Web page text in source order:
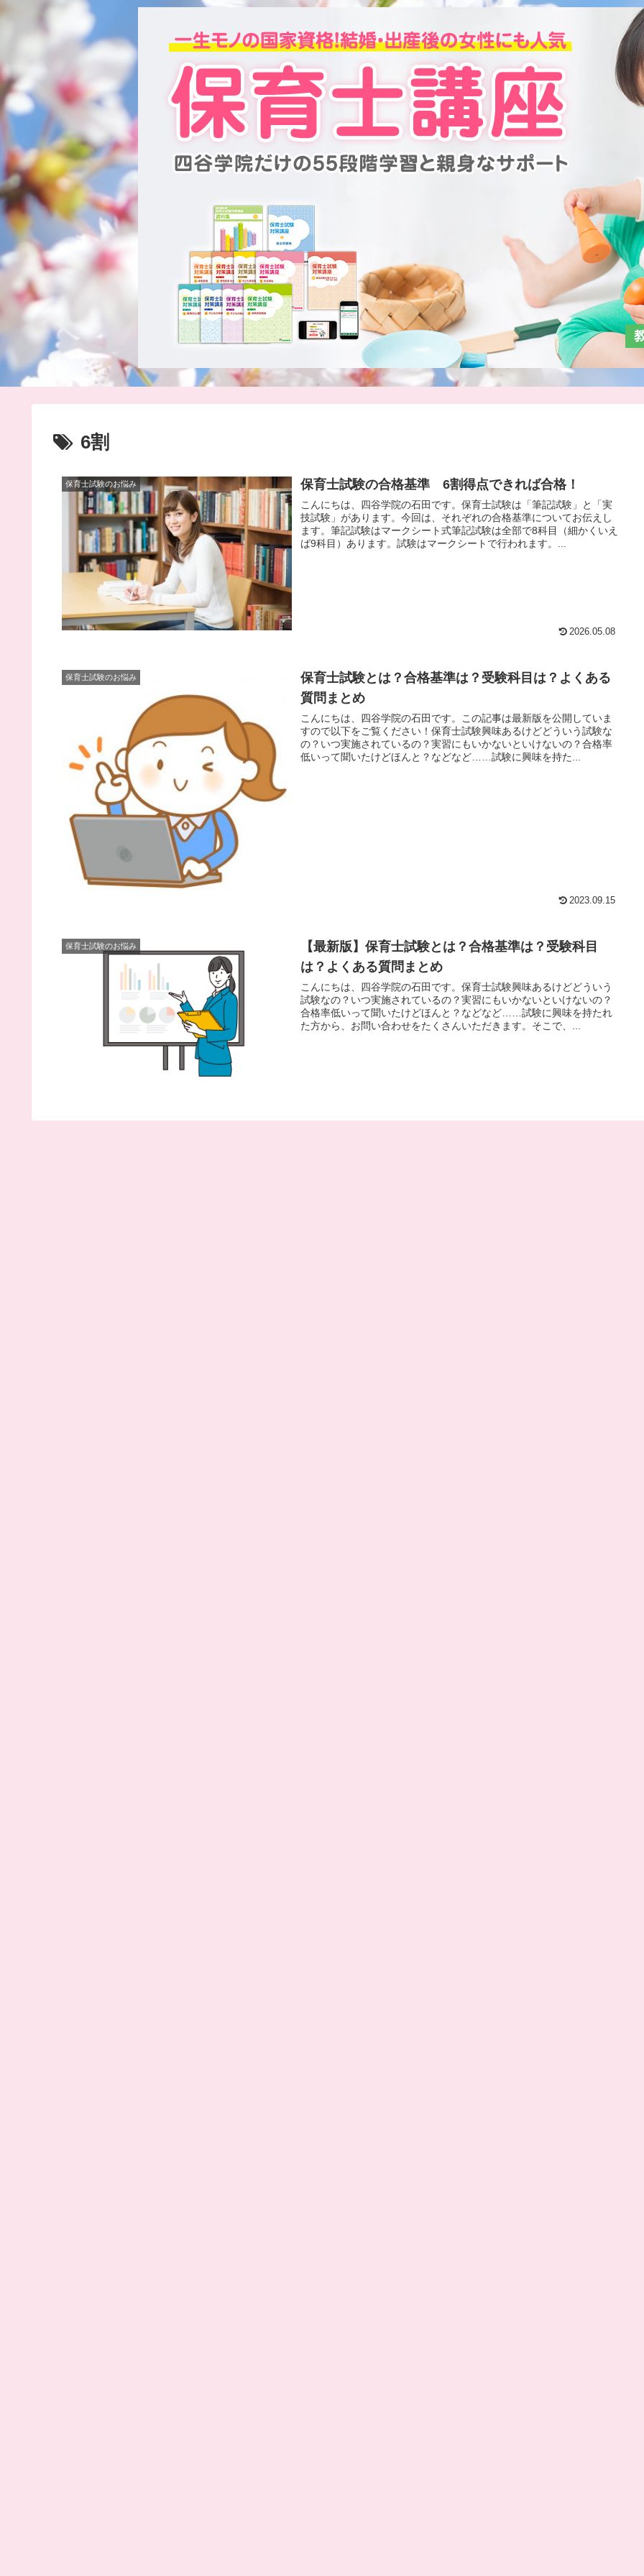
6割
保育士試験のお悩み 保育士試験の合格基準 6割得点できれば合格！
こんにちは、四谷学院の石田です。保育士試験は「筆記試験」と「実
技試験」があります。今回は、それぞれの合格基準についてお伝えし
ます。筆記試験はマークシート式筆記試験は全部で8科目（細かくいえ
ば9科目）あります。試験はマークシートで行われます。...
2026.05.08
保育士試験のお悩み
保育士試験とは？合格基準は？受験科目は？よくある
質問まとめ
こんにちは、四谷学院の石田です。この記事は最新版を公開していま
すので以下をご覧ください！保育士試験興味あるけどどういう試験な
の？いつ実施されているの？実習にもいかないといけないの？合格率
低いって聞いたけどほんと？などなど……試験に興味を持た...
2023.09.15
保育士試験のお悩み
【最新版】保育士試験とは？合格基準は？受験科目
は？よくある質問まとめ
こんにちは、四谷学院の石田です。保育士試験興味あるけどどういう
試験なの？いつ実施されているの？実習にもいかないといけないの？
合格率低いって聞いたけどほんと？などなど……試験に興味を持たれ
た方から、お問い合わせをたくさんいただきます。そこで、...